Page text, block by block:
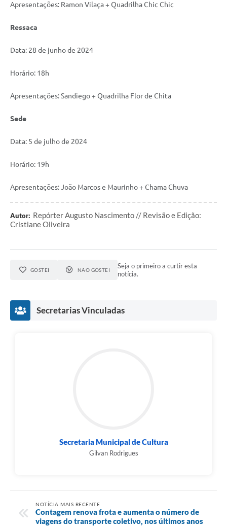
Apresentações: Ramon Vilaça + Quadrilha Chic Chic
Ressaca
Data: 28 de junho de 2024
Horário: 18h
Apresentações: Sandiego + Quadrilha Flor de Chita
Sede
Data: 5 de julho de 2024
Horário: 19h
Apresentações: João Marcos e Maurinho + Chama Chuva
Autor: Repórter Augusto Nascimento // Revisão e Edição:
Cristiane Oliveira
GOSTEI NÃO GOSTEI
Seja o primeiro a curtir esta
notícia.
Secretarias Vinculadas
Secretaria Municipal de Cultura
Gilvan Rodrigues
NOTÍCIA MAIS RECENTE
Contagem renova frota e aumenta o número de
viagens do transporte coletivo, nos últimos anos